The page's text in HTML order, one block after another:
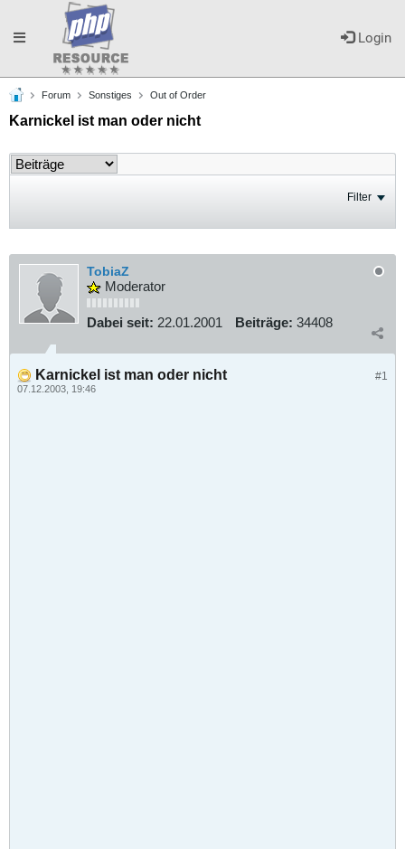
Login
Toggle
navigation
Forum Sonstiges Out of Order
Karnickel ist man oder nicht
Filter
TobiaZ
Moderator
Dabei seit: 22.01.2001 Beiträge: 34408
#1
Karnickel ist man oder nicht
07.12.2003, 19:46